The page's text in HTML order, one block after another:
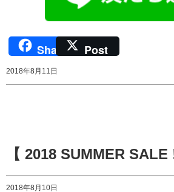
Share Post
2018年8月11日
【 2018 SUMMER SALE
2018年8月10日